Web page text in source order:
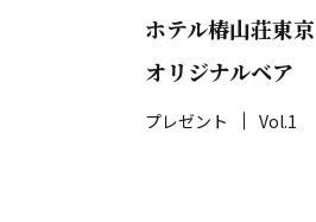
ホテル椿山荘東京
オリジナルベア
プレゼント Vol.1